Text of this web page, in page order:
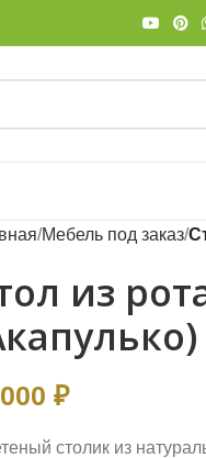
Мебель под заказ
из
₽
столик из